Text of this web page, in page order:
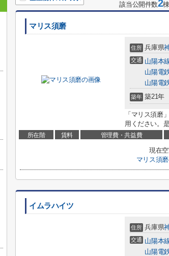
該当公開件数2棟
マリス須磨
住所 兵庫県
交通 山陽本
山陽電
山陽電
築年 築21年
「マリス須磨
用ください。
所在階 賃料 管理費・共益費
現在
マリス須
イムラハイツ
住所 兵庫県
交通 山陽本
山陽電